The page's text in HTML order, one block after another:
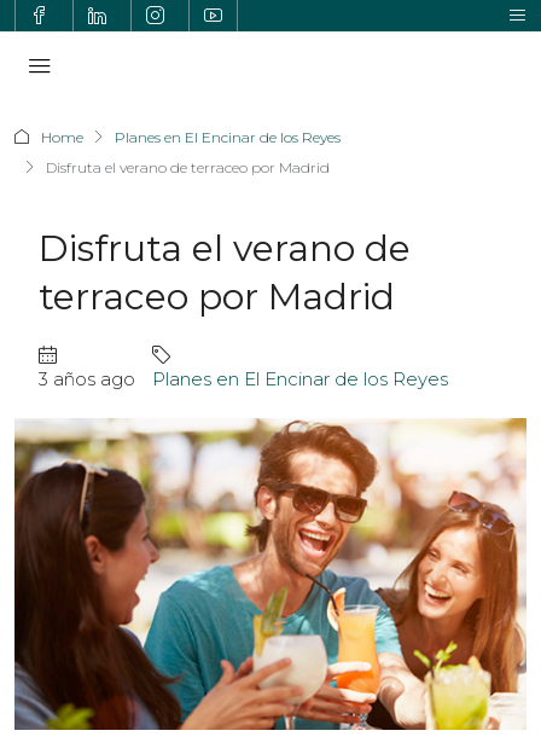
Home
Planes en El Encinar de los Reyes
Disfruta el verano de terraceo por Madrid
Disfruta el verano de
terraceo por Madrid
3 años ago Planes en El Encinar de los Reyes